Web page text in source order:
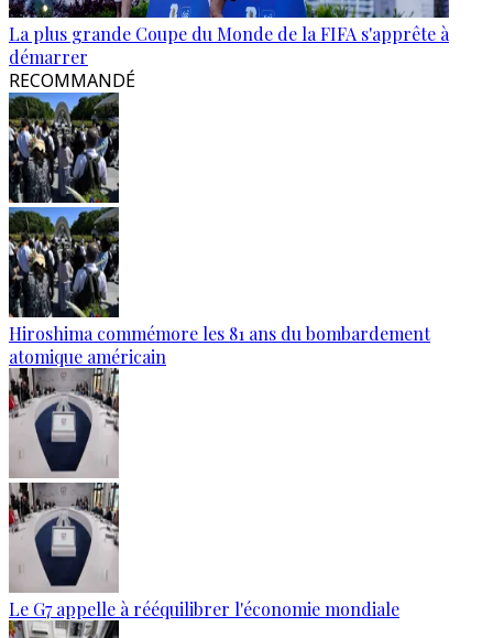
La plus grande Coupe du Monde de la FIFA s'apprête à
démarrer
RECOMMANDÉ
Hiroshima commémore les 81 ans du bombardement
atomique américain
Le G7 appelle à rééquilibrer l'économie mondiale